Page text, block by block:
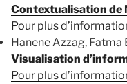
Contextualisation de
Pour plus
Hanene Azzag,
Visualisation
Pour plus